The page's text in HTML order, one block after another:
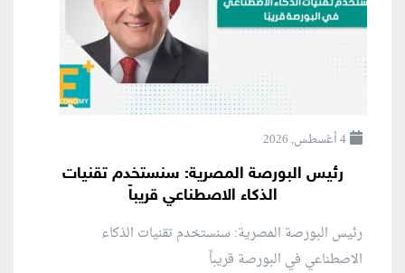
4 أغسطس, 2026
رئيس البورصة المصرية: سنستخدم تقنيات
الذكاء الاصطناعي قريباً
رئيس البورصة المصرية: سنستخدم تقنيات الذكاء
الاصطناعي في البورصة قريباً